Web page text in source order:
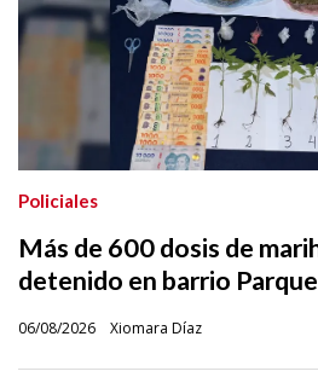
Más de 600 dosis de
detenido en barrio
Xiomara Díaz
Policiales
06/08/2026